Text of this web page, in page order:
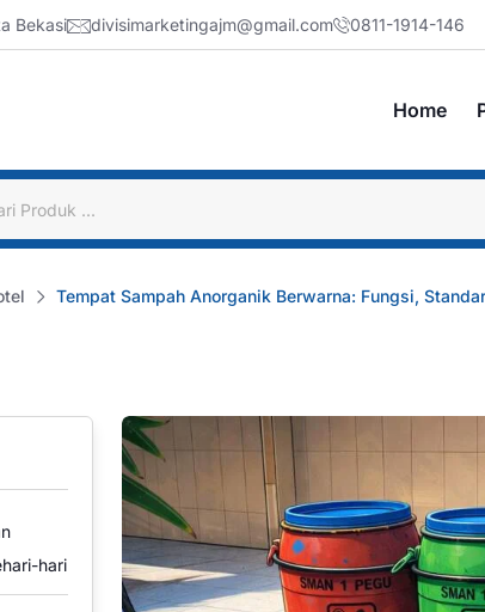
Bekasi divisimarketingajm@gmail.com 0811-1914-146
Home
Tempat Sampah Anorganik Berwarna: Fungsi,
hari